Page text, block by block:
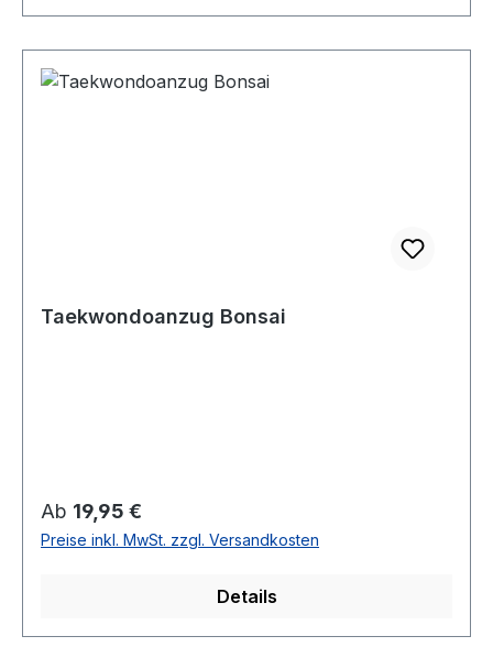
Taekwondoanzug Bonsai
Regulärer Preis:
Ab 19,95 €
Preise inkl. MwSt. zzgl. Versandkosten
Details